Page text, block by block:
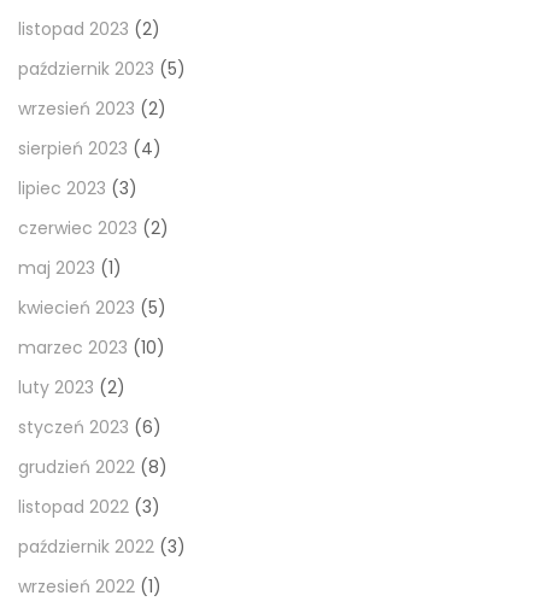
listopad 2023 (2)
październik 2023 (5)
wrzesień 2023 (2)
sierpień 2023 (4)
lipiec 2023 (3)
czerwiec 2023 (2)
maj 2023 (1)
kwiecień 2023 (5)
marzec 2023 (10)
luty 2023 (2)
styczeń 2023 (6)
grudzień 2022 (8)
listopad 2022 (3)
październik 2022 (3)
wrzesień 2022 (1)